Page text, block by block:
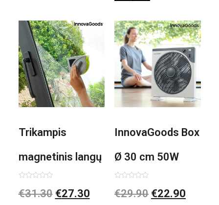
Trikampis
magnetinis langų
valiklis Klinmag
0
iš
€31.30 €27.30
InnovaGoods Box
Ø 30 cm 50W
Baltai pilkas
0
iš
€29.90 €22.90